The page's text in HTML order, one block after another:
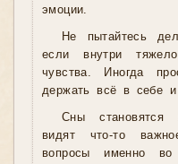
эмоции.
Не пытайтесь
если внутри
чувства. Иногда
держать всё в себе и
Сны становятся
видят что-то
вопросы именно во